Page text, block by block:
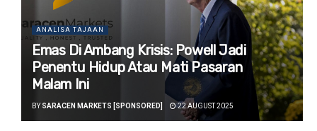
ANALISA TAJAAN
Emas Di Ambang Krisis: Powell Jadi
Penentu Hidup Atau Mati Pasaran
Malam Ini
BY SARACEN MARKETS [SPONSORED] 22 AUGUST 2025